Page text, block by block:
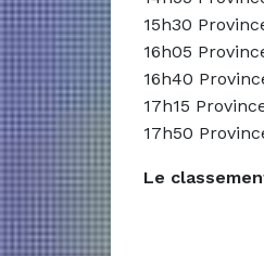
15h30
16h05
16h40
17h15
17h50
Le